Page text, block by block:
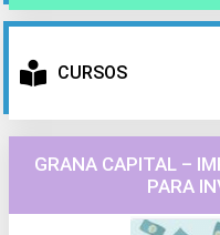
CURSOS
GRANA CAPITAL –
PARA